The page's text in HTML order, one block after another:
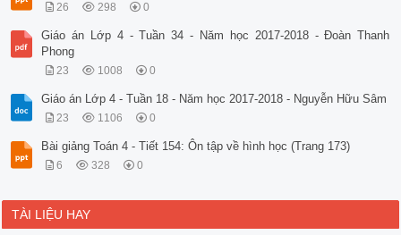
26 298 0
Giáo án Lớp 4 - Tuần 34 - Năm học 2017-2018 - Đoàn Thanh
Phong
23 1008 0
Giáo án Lớp 4 - Tuần 18 - Năm học 2017-2018 - Nguyễn Hữu Sâm
23 1106 0
Bài giảng Toán 4 - Tiết 154: Ôn tập về hình học (Trang 173)
6 328 0
TÀI LIỆU HAY